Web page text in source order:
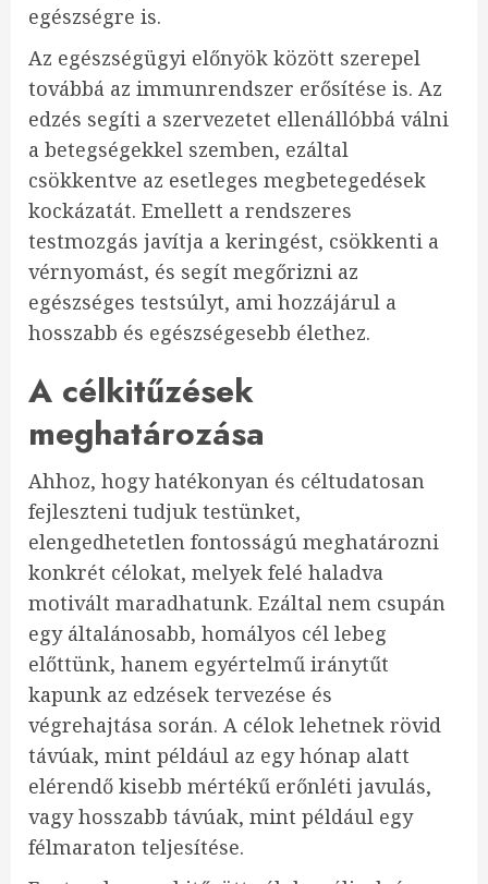
egészségre is.
Az egészségügyi előnyök között szerepel
továbbá az immunrendszer erősítése is. Az
edzés segíti a szervezetet ellenállóbbá válni
a betegségekkel szemben, ezáltal
csökkentve az esetleges megbetegedések
kockázatát. Emellett a rendszeres
testmozgás javítja a keringést, csökkenti a
vérnyomást, és segít megőrizni az
egészséges testsúlyt, ami hozzájárul a
hosszabb és egészségesebb élethez.
A célkitűzések
meghatározása
Ahhoz, hogy hatékonyan és céltudatosan
fejleszteni tudjuk testünket,
elengedhetetlen fontosságú meghatározni
konkrét célokat, melyek felé haladva
motivált maradhatunk. Ezáltal nem csupán
egy általánosabb, homályos cél lebeg
előttünk, hanem egyértelmű iránytűt
kapunk az edzések tervezése és
végrehajtása során. A célok lehetnek rövid
távúak, mint például az egy hónap alatt
elérendő kisebb mértékű erőnléti javulás,
vagy hosszabb távúak, mint például egy
félmaraton teljesítése.